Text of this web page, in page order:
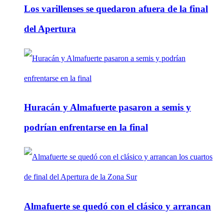
Los varillenses se quedaron afuera de la final
del Apertura
Huracán y Almafuerte pasaron a semis y
podrían enfrentarse en la final
Almafuerte se quedó con el clásico y arrancan